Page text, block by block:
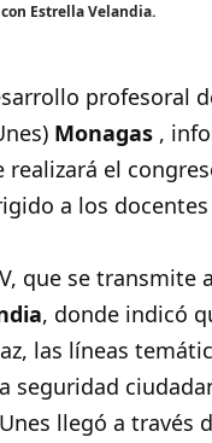
Estrella Velandia.
profesoral
Monagas ,
realizará el
a los
, que se transmite
, donde indicó
las líneas
seguridad
llegó a través